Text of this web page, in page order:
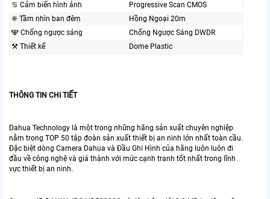
♋ Cảm biến hình ảnh
Progressive Scan CMOS
❈ Tầm nhìn ban đêm
Hồng Ngoại 20m
🕎 Chống ngược sáng
Chống Ngược Sáng DWDR
⚒ Thiết kế
Dome Plastic
THÔNG TIN CHI TIẾT
Dahua Technology là một trong những hãng sản xuất chuyên nghiệp
nằm trong TOP 50 tập đoàn sản xuất thiết bị an ninh lớn nhất toàn cầu.
Đặc biệt dòng Camera Dahua và Đầu Ghi Hình của hãng luôn luôn đi
đầu về công nghệ và giá thành với mức cạnh tranh tốt nhất trong lĩnh
vực thiết bị an ninh.